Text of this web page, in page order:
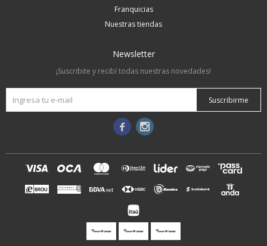
Franquicias
Nuestras tiendas
Newsletter
¡Suscribite y recibí todas nuestras novedades!
Suscribirme
 